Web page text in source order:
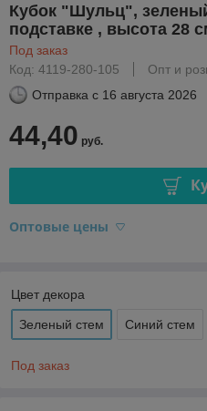
Кубок "Шульц",
подставке , высота 28
Под заказ
Код: 4119-280-105
Опт и
Отправка с 16 августа 2026
44,40 руб.
Оптовые цены
Цвет декора
Зеленый стем Синий стем
Под заказ